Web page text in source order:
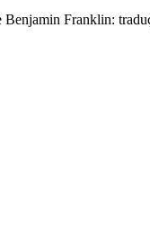
Franklin: